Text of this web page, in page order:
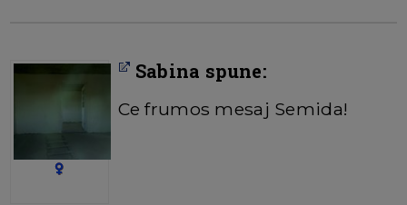
Sabina spune:
Ce frumos mesaj Semida!